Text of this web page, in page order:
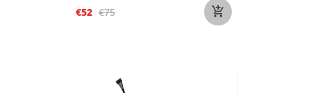
€52 €75